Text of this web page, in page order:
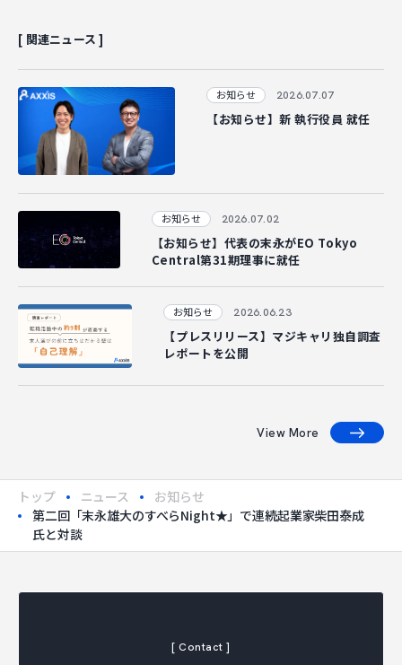
[ 関連ニュース ]
お知らせ 2026.07.07
【お知らせ】新 執行役員 就任
お知らせ 2026.07.02
【お知らせ】代表の末永がEO Tokyo
Central第31期理事に就任
お知らせ 2026.06.23
【プレスリリース】マジキャリ独自調査
レポートを公開
View More
トップ ニュース
お知らせ
第二回「末永雄大のすべらNight★」で連続起業家柴田泰成
氏と対談
[ Contact ]